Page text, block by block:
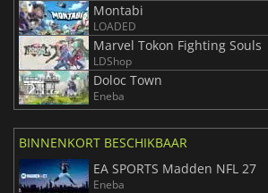
Montabi
LOADED
Marvel Tokon Fighting Souls
LDShop
Doloc Town
Eneba
BINNENKORT BESCHIKBAAR
EA SPORTS Madden NFL 27
Eneba